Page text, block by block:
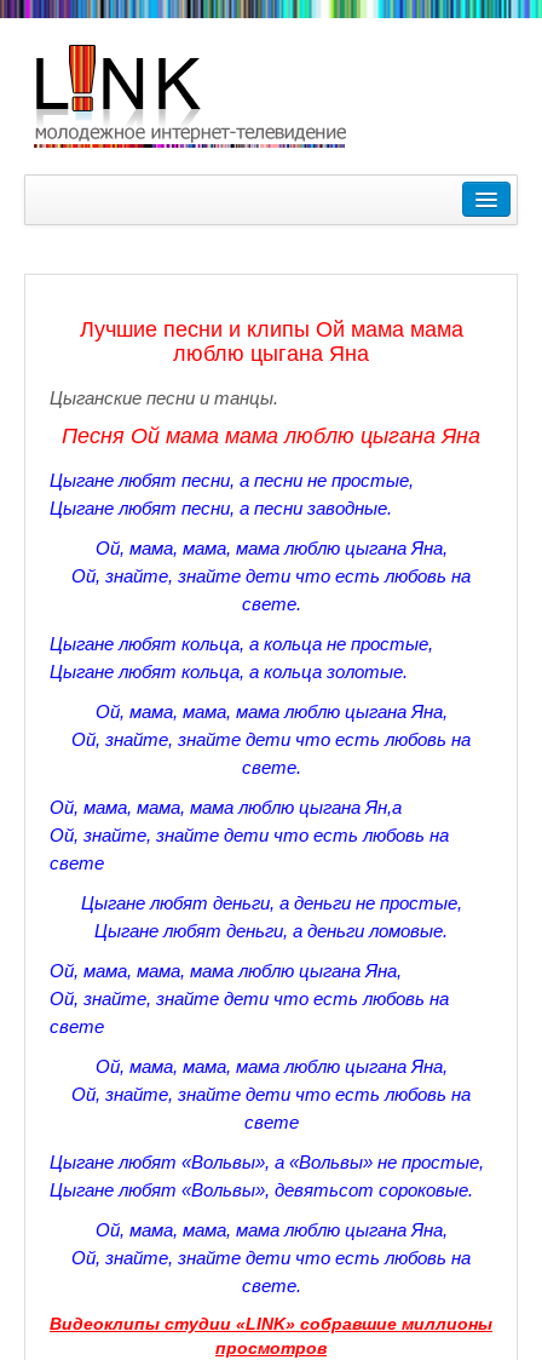
Зимние Олимпийские игры 2018. Заметки наших
Любимые фильмы Любимые актеры
Царское Село в Санкт-Петербурге
Прогулки по Царскому Селу. Зима.
Прогулки по Царскому Селу. Весна.
Прогулки по Царскому Селу. Осень
Царскосельские Стихи
Стихотворения лицеистов
Все про Царское село
Лучшие стихи Русских Классиков
♪♫Музыкальное ассорти★
ЗАЛЫ ДЛЯ НАСТОЛЬНОГО ТЕННИСА В ПУШКИНЕ
♪♫Рассказы 3★
Лучшие песни и клипы Ой мама мама
люблю цыгана Яна
Цыганские песни и танцы.
Песня Ой мама мама люблю цыгана Яна
Цыгане любят песни, а песни не простые,
Цыгане любят песни, а песни заводные.
Ой, мама, мама, мама люблю цыгана Яна,
Ой, знайте, знайте дети что есть любовь на
свете.
Цыгане любят кольца, а кольца не простые,
Цыгане любят кольца, а кольца золотые.
Ой, мама, мама, мама люблю цыгана Яна,
Ой, знайте, знайте дети что есть любовь на
свете.
Ой, мама, мама, мама люблю цыгана Ян,а
Ой, знайте, знайте дети что есть любовь на
свете
Цыгане любят деньги, а деньги не простые,
Цыгане любят деньги, а деньги ломовые.
Ой, мама, мама, мама люблю цыгана Яна,
Ой, знайте, знайте дети что есть любовь на
свете
Ой, мама, мама, мама люблю цыгана Яна,
Ой, знайте, знайте дети что есть любовь на
свете
Цыгане любят «Вольвы», а «Вольвы» не простые,
Цыгане любят «Вольвы», девятьсот сороковые.
Ой, мама, мама, мама люблю цыгана Яна,
Ой, знайте, знайте дети что есть любовь на
свете.
Видеоклипы студии «LINK» собравшие миллионы
просмотров